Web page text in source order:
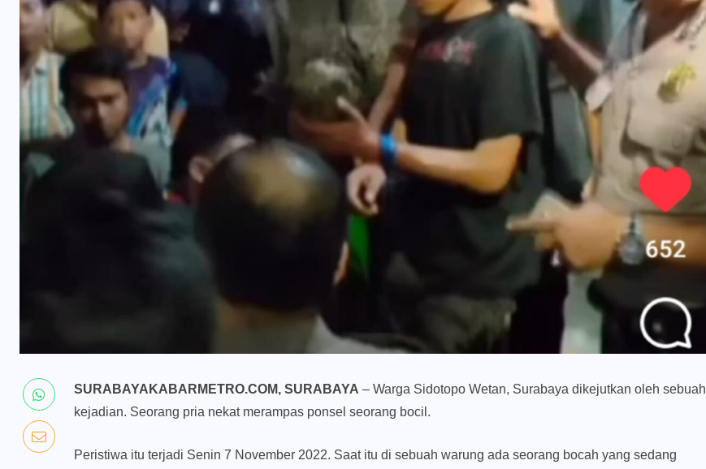
SURABAYAKABARMETRO.COM, SURABAYA – Warga Sidotopo Wetan, Surabaya dikejutkan oleh sebuah
kejadian. Seorang pria nekat merampas ponsel seorang bocil.
Peristiwa itu terjadi Senin 7 November 2022. Saat itu di sebuah warung ada seorang bocah yang sedang